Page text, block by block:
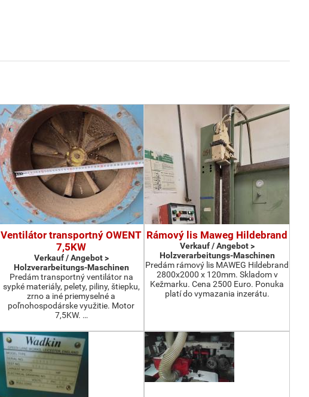
Ventilátor transportný OWENT
7,5KW
Verkauf / Angebot >
Holzverarbeitungs-Maschinen
Predám transportný ventilátor na
sypké materiály, pelety, piliny, štiepku,
zrno a iné priemyselné a
poľnohospodárske využitie. Motor
7,5KW. …
Rámový lis Maweg Hildebrand
Verkauf / Angebot >
Holzverarbeitungs-Maschinen
Predám rámový lis MAWEG Hildebrand
2800x2000 x 120mm. Skladom v
Kežmarku. Cena 2500 Euro. Ponuka
platí do vymazania inzerátu.